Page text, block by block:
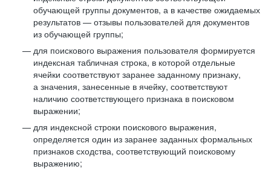
обучающей группы документов, а в качестве ожидаемых
результатов — отзывы пользователей для документов
из обучающей группы;
для поискового выражения пользователя формируется
индексная табличная строка, в которой отдельные
ячейки соответствуют заранее заданному признаку,
а значения, занесенные в ячейку, соответствуют
наличию соответствующего признака в поисковом
выражении;
для индексной строки поискового выражения,
определяется один из заранее заданных формальных
признаков сходства, соответствующий поисковому
выражению;